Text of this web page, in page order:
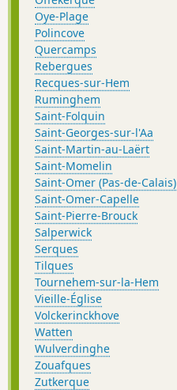
Oye-Plage
Polincove
Quercamps
Rebergues
Recques-sur-Hem
Ruminghem
Saint-Folquin
Saint-Georges-sur-l'Aa
Saint-Martin-au-Laërt
Saint-Momelin
Saint-Omer (Pas-de-Calais)
Saint-Omer-Capelle
Saint-Pierre-Brouck
Salperwick
Serques
Tilques
Tournehem-sur-la-Hem
Vieille-Église
Volckerinckhove
Watten
Wulverdinghe
Zouafques
Zutkerque